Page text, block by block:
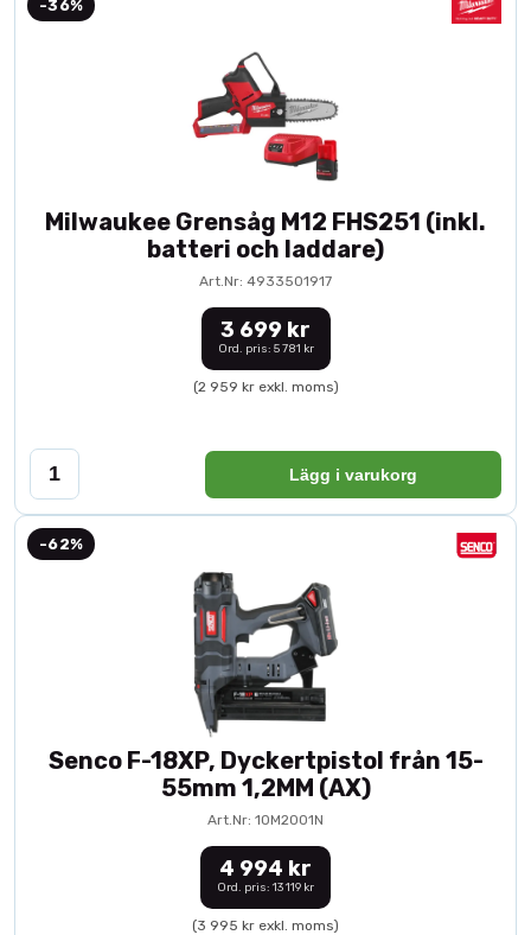
-36%
Milwaukee Grensåg M12 FHS251 (inkl.
batteri och laddare)
Art.Nr: 4933501917
3 699 kr
Ord. pris: 5 781 kr
(2 959 kr exkl. moms)
Lägg i varukorg
-62%
Senco F-18XP, Dyckertpistol från 15-
55mm 1,2MM (AX)
Art.Nr: 10M2001N
4 994 kr
Ord. pris: 13 119 kr
(3 995 kr exkl. moms)